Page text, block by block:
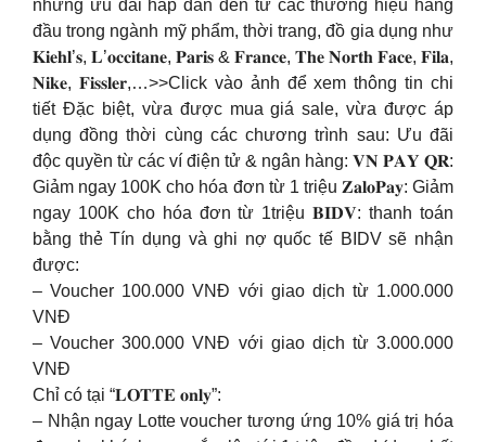
những ưu đãi hấp dẫn đến từ các thương hiệu hàng
đầu trong ngành mỹ phẩm, thời trang, đồ gia dụng như
𝐊𝐢𝐞𝐡𝐥’𝐬, 𝐋’𝐨𝐜𝐜𝐢𝐭𝐚𝐧𝐞, 𝐏𝐚𝐫𝐢𝐬 & 𝐅𝐫𝐚𝐧𝐜𝐞, 𝐓𝐡𝐞 𝐍𝐨𝐫𝐭𝐡 𝐅𝐚𝐜𝐞, 𝐅𝐢𝐥𝐚,
𝐍𝐢𝐤𝐞, 𝐅𝐢𝐬𝐬𝐥𝐞𝐫,…>>Click vào ảnh để xem thông tin chi
tiết Đặc biệt, vừa được mua giá sale, vừa được áp
dụng đồng thời cùng các chương trình sau: Ưu đãi
độc quyền từ các ví điện tử & ngân hàng: 𝐕𝐍 𝐏𝐀𝐘 𝐐𝐑:
Giảm ngay 100K cho hóa đơn từ 1 triệu 𝐙𝐚𝐥𝐨𝐏𝐚𝐲: Giảm
ngay 100K cho hóa đơn từ 1triệu 𝐁𝐈𝐃𝐕: thanh toán
bằng thẻ Tín dụng và ghi nợ quốc tế BIDV sẽ nhận
được:
– Voucher 100.000 VNĐ với giao dịch từ 1.000.000
VNĐ
– Voucher 300.000 VNĐ với giao dịch từ 3.000.000
VNĐ
Chỉ có tại “𝐋𝐎𝐓𝐓𝐄 𝐨𝐧𝐥𝐲”:
– Nhận ngay Lotte voucher tương ứng 10% giá trị hóa